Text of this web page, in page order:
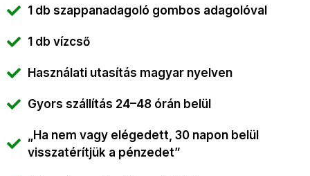
1 db szappanadagoló gombos adagolóval
1 db vízcső
Használati utasítás magyar nyelven
Gyors szállítás 24–48 órán belül
„Ha nem vagy elégedett, 30 napon belül
visszatérítjük a pénzedet”